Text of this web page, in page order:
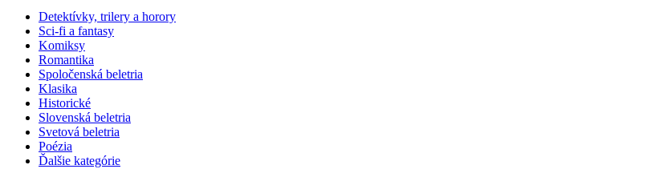
Detektívky, trilery a horory
Sci-fi a fantasy
Komiksy
Romantika
Spoločenská beletria
Klasika
Historické
Slovenská beletria
Svetová beletria
Poézia
Ďalšie kategórie